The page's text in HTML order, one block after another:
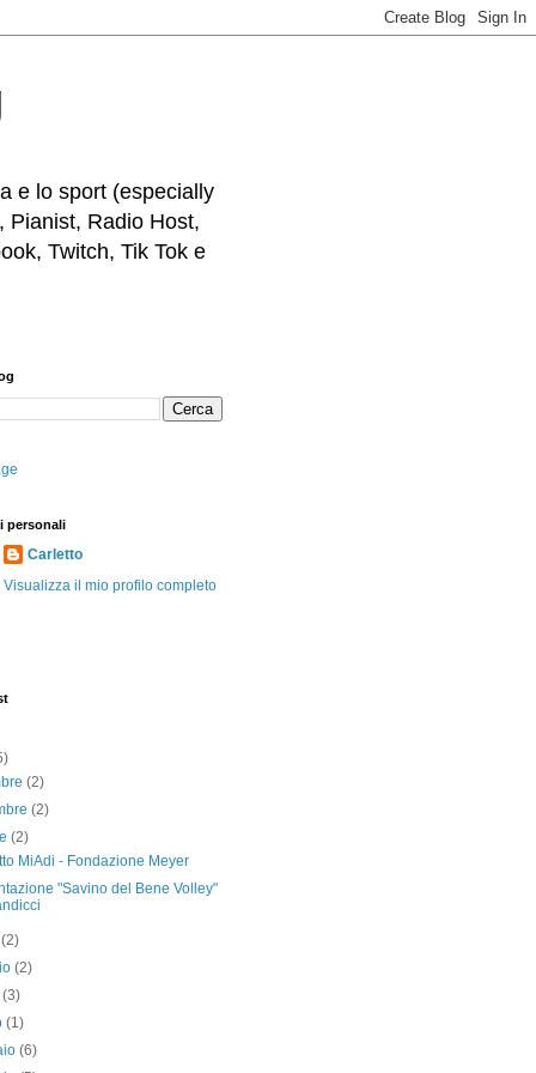
e lo sport (especially
Pianist, Radio Host,
Twitch, Tik Tok e
personali
Carletto
Visualizza il mio profilo completo
(2)
(2)
(2)
MiAdi - Fondazione Meyer
"Savino del Bene Volley"
(2)
(2)
(3)
(1)
(6)